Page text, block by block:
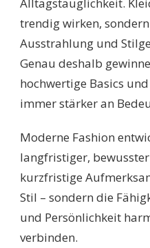
trendig wirken,
Ausstrahlung und
Genau deshalb
hochwertige Basics
immer stärker an
Moderne Fashion
langfristiger,
kurzfristige
Stil – sondern die
und Persönlichkeit
verbinden.